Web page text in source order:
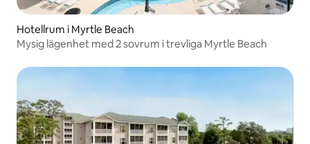
Hotellrum i Myrtle Beach
Mysig lägenhet med 2 sovrum i trevliga Myrtle Beach